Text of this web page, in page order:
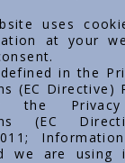
uses
at your
in the
(EC Directive)
the
(EC
we are using